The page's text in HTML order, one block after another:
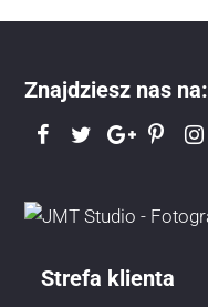
Znajdziesz nas na:
Strefa klienta